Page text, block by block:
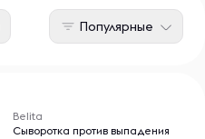
Популярные
Belita
Cыворотка против выпадения